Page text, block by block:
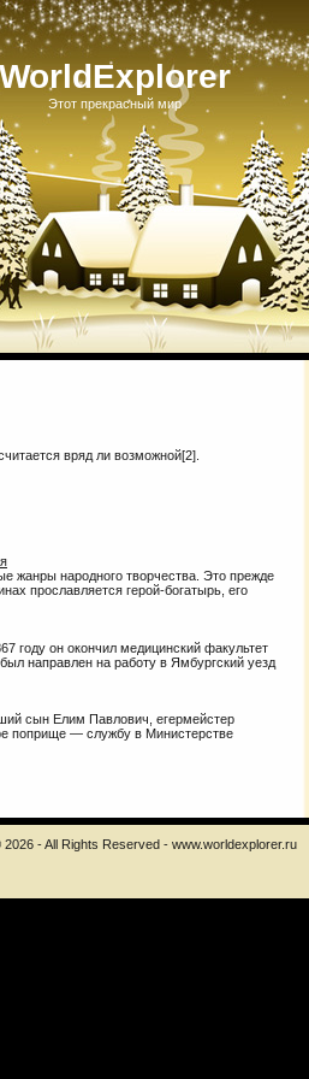
WorldExplorer
Этот прекрасный мир
вряд ли возможной[2].
жанры народного творчества. Это прежде
прославляется герой-богатырь, его
году он окончил медицинский факультет
направлен на работу в Ямбургский уезд
сын Елим Павлович, егермейстер
поприще — службу в Министерстве
- All Rights Reserved - www.worldexplorer.ru